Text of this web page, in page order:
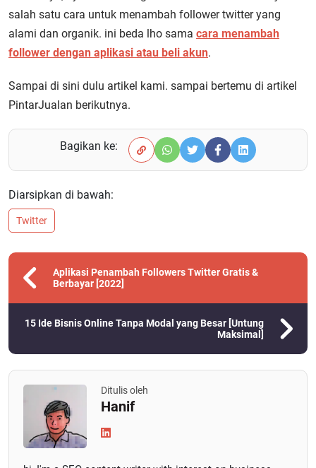
salah satu cara untuk menambah follower twitter yang
alami dan organik. ini beda lho sama cara menambah
follower dengan aplikasi atau beli akun.
Sampai di sini dulu artikel kami. sampai bertemu di artikel
PintarJualan berikutnya.
Bagikan ke:
Diarsipkan di bawah:
Twitter
Aplikasi Penambah Followers Twitter Gratis &
Berbayar [2022]
15 Ide Bisnis Online Tanpa Modal yang Besar [Untung
Maksimal]
Ditulis oleh
Hanif